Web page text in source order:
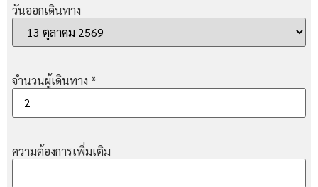
วันออกเดินทาง
จำนวนผู้เดินทาง *
ความต้องการเพิ่มเติม